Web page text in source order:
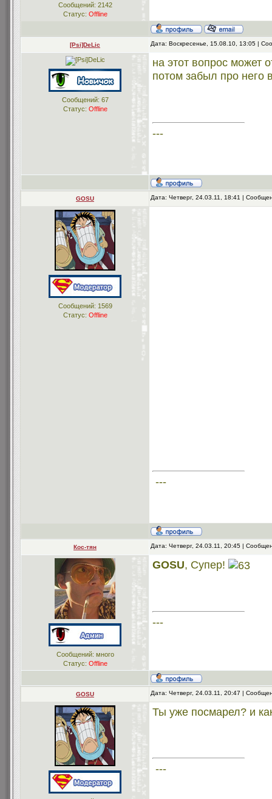
Сообщений: 2142
Статус: Offline
[Psi]DeLic Дата: Воскресенье, 15.08.10, 13:05 |
Сообщений: 67
Статус: Offline
на этот вопрос может
потом забыл про него
---
GOSU Дата: Четверг, 24.03.11, 18:41 |
Сообщений: 1569
Статус: Offline
---
Кос-тян Дата: Четверг, 24.03.11, 20:45 |
Сообщений: много
Статус: Offline
GOSU, Супер!
---
GOSU Дата: Четверг, 24.03.11, 20:47 |
Ты уже посмарел? и
---